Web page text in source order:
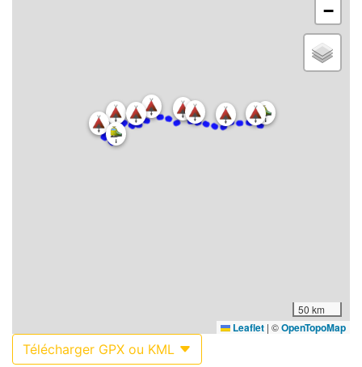
−
50 km
Leaflet | ©OpenTopoMap
Télécharger GPX ou KML